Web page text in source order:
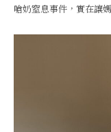
嗆奶窒息事件，實在讓